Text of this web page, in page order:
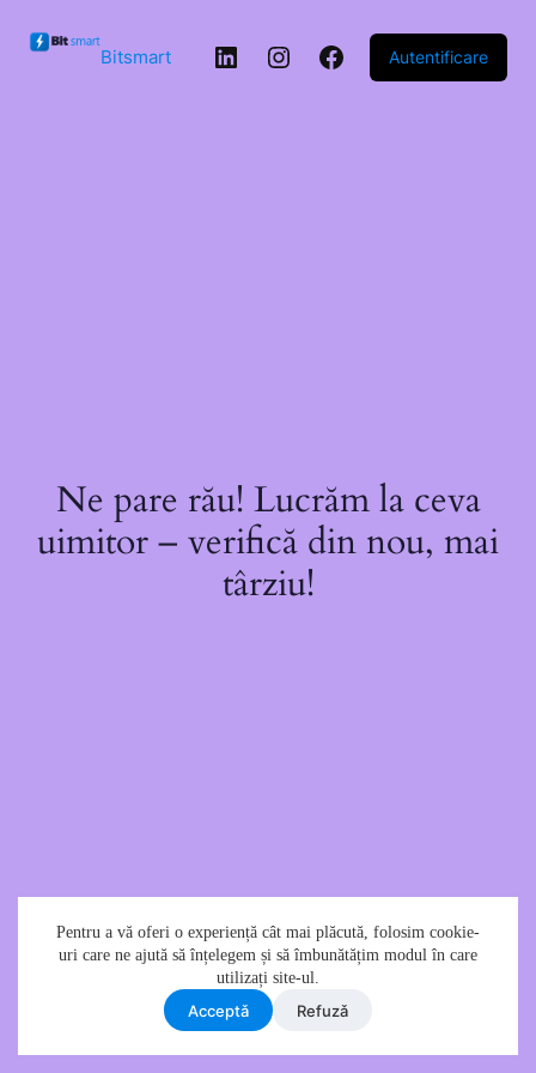
conținut
Pentru a vă oferi o experiență cât mai plăcută, folosim cookie-
uri care ne ajută să înțelegem și să îmbunătățim modul în care
utilizați site-ul.
Acceptǎ Refuzǎ
Bitsmart LinkedInInstagram
Facebook
Autentificare
Ne pare rău! Lucrăm la ceva
uimitor – verifică din nou, mai
târziu!